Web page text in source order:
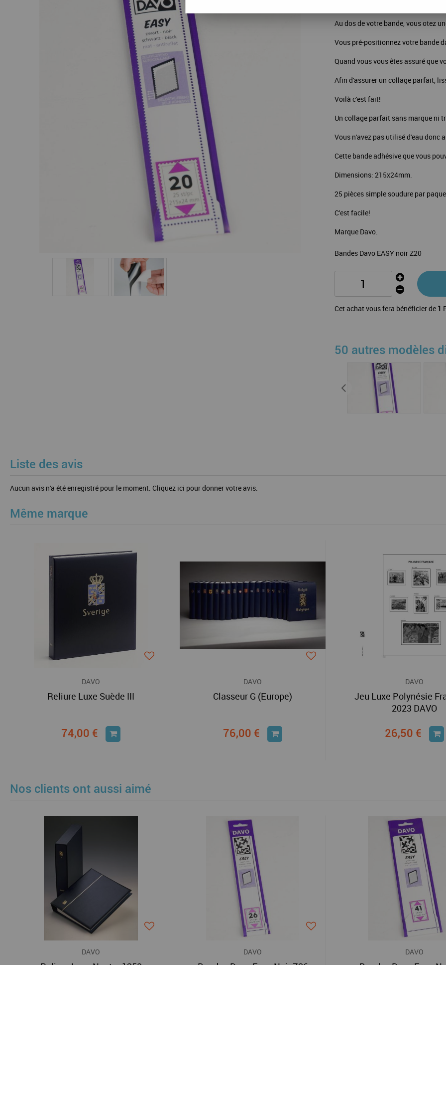
Au dos de votre bande, vous otez
Vous pré-positionnez votre bande
Quand vous vous êtes assuré que
Afin d'assurer un collage parfait,
Voilà c'est fait!
Un collage parfait sans marque ni
Vous n'avez pas utilisé d'eau donc
Cette bande adhésive que vous
Dimensions: 215x24mm.
25 pièces simple soudure par
C'est facile!
Marque Davo.
Bandes Davo EASY noir Z20
Cet achat vous fera bénéficier de 1
50 autres modèles
Liste des avis
Aucun avis n'a été enregistré pour le moment. Cliquez ici pour donner votre avis.
Même marque
DAVO
Reliure Luxe Suède III
74,00 €
DAVO
Classeur G (Europe)
76,00 €
DAVO
Jeu Luxe Polynésie
2023 DAVO
26,50 €
Nos clients ont aussi aimé
DAVO
Reliure Luxe Neutre 1250
DAVO
Bandes Davo Easy Noir Z26
DAVO
Bandes Davo Easy